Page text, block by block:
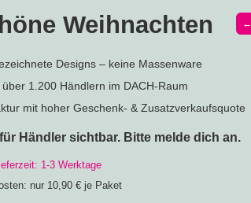
←
Weihnachten
Designs – keine Massenware
1.200 Händlern im DACH-Raum
mit hoher Geschenk- & Zusatzverkaufsquote
Händler sichtbar. Bitte melde dich an.
1-3 Werktage
nur 10,90 € je Paket